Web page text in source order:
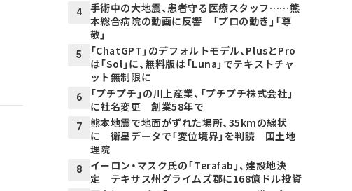
4
手術中の大地震、患者守る医療スタッフ……熊
本総合病院の動画に反響 「プロの動き」「尊
敬」
5
「ChatGPT」のデフォルトモデル、PlusとPro
は「Sol」に、無料版は「Luna」でテキストチャ
ット無制限に
6
「プチプチ」の川上産業、「プチプチ株式会社」
に社名変更 創業58年で
7
熊本地震で地面がずれた場所、35kmの線状
に 衛星データで「変位境界」を判読 国土地
理院
8
イーロン・マスク氏の「Terafab」、建設地決
定 テキサス州グライムズ郡に168億ドル投資